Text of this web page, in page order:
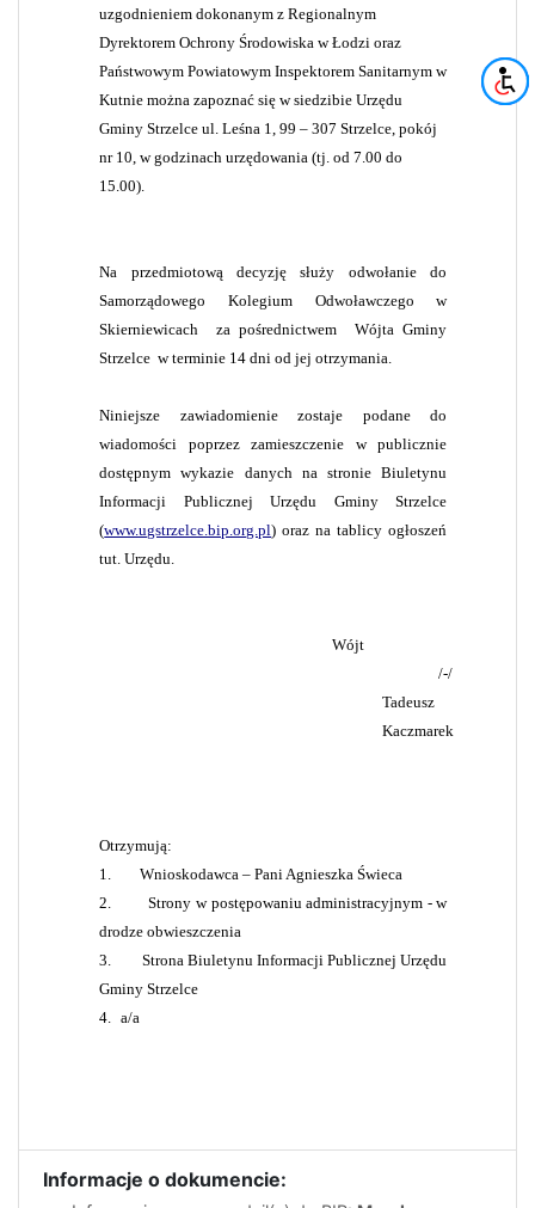
uzgodnieniem dokonanym z Regionalnym
Dyrektorem Ochrony Środowiska w Łodzi oraz
Państwowym Powiatowym Inspektorem Sanitarnym w
Kutnie można zapoznać się w siedzibie Urzędu
Gminy Strzelce ul. Leśna 1, 99 – 307 Strzelce pokój
nr 10, w godzinach urzędowania (tj. od 7.00 do
15.00).
Na przedmiotową decyzjęsłuży odwołanie do
Samorządowego Kolegium Odwoławczego w
Skierniewicach
za pośrednictwem
Wójta Gminy
Strzelce w terminie 14 dni od jej otrzymania.
Niniejsze zawiadomienie zostaje podane do
wiadomości poprzez zamieszczenie w publicznie
dostępnym wykazie danych na stronie Biuletynu
Informacji Publicznej Urzędu Gminy Strzelce
(www.ugstrzelce.bip.org.pl) oraz na tablicy ogłoszeń
tut. Urzędu.
Wójt
/-/
Tadeusz
Kaczmarek
Otrzymują:
1.
Wnioskodawca – Pani Agnieszka Świeca
2.
Strony w postępowaniu administracyjnym - w
drodze obwieszczenia
3.
Strona Biuletynu Informacji Publicznej Urzędu
Gminy Strzelce
4.
a/a
Informacje o dokumencie: